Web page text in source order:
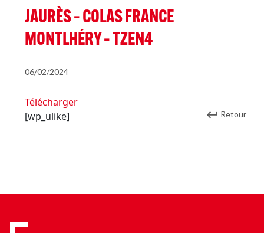
JAURÈS – COLAS FRANCE
MONTLHÉRY – TZEN4
06/02/2024
Télécharger
[wp_ulike]
Retour